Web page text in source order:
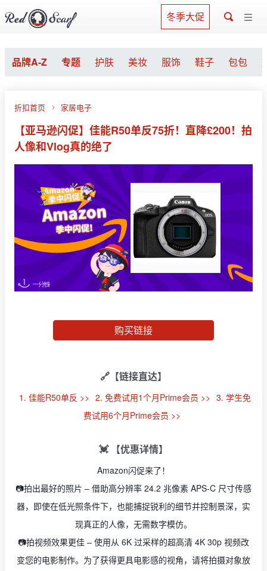
冬季大促
品牌A-Z 专题 护肤 美妆 服饰 鞋子 包包
折扣首页 家居电子
【亚马逊闪促】佳能R50单反75折！直降£200！拍
人像和Vlog真的绝了
购买链接
🔗【链接直达】
1. 佳能R50单反 >> 2. 免费试用1个月Prime会员 >> 3. 学生免
费试用6个月Prime会员 >>
💓 【优惠详情】
Amazon闪促来了！
📷拍出最好的照片 – 借助高分辨率 24.2 兆像素 APS-C 尺寸传感
器，即使在低光照条件下，也能捕捉锐利的细节并控制景深，实
现真正的人像，无需数字模仿。
📷拍视频效果更佳 – 使用从 6K 过采样的超高清 4K 30p 视频改
变您的电影制作。为了获得更具电影感的视角，请将拍摄对象放